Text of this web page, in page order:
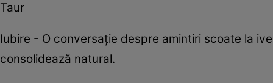
Taur
Iubire - O conversație despre amintiri scoate la
consolidează natural.